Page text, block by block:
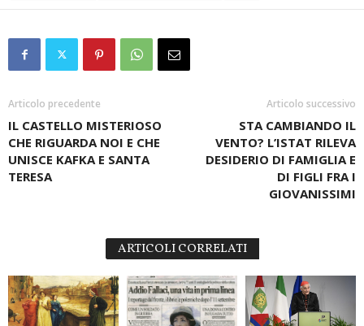
Articolo precedente
IL CASTELLO MISTERIOSO
CHE RIGUARDA NOI E CHE
UNISCE KAFKA E SANTA
TERESA
Articolo successivo
STA CAMBIANDO IL
VENTO? L’ISTAT RILEVA
DESIDERIO DI FAMIGLIA E
DI FIGLI FRA I
GIOVANISSIMI
ARTICOLI CORRELATI